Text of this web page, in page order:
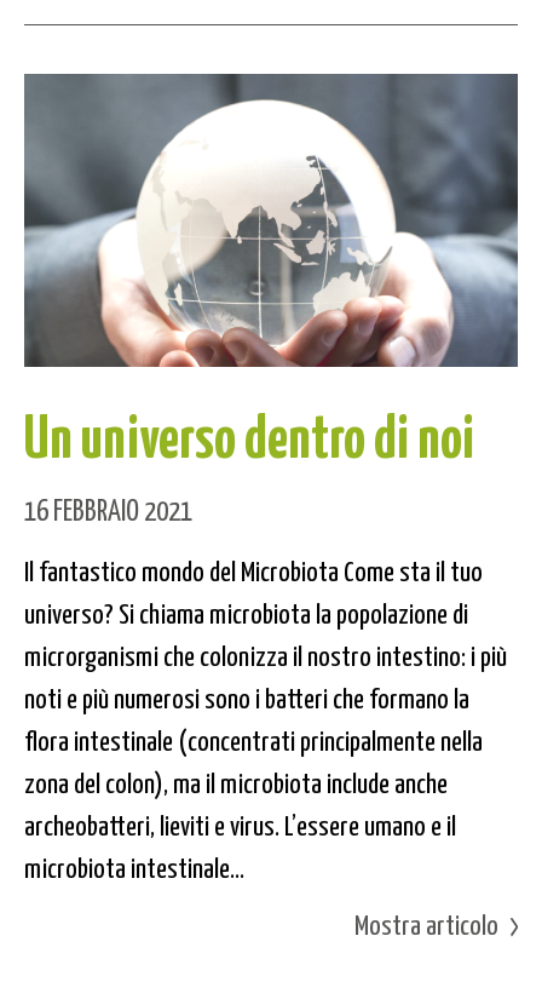
Un universo dentro di noi
16 FEBBRAIO 2021
Il fantastico mondo del Microbiota Come sta il tuo
universo? Si chiama microbiota la popolazione di
microrganismi che colonizza il nostro intestino: i più
noti e più numerosi sono i batteri che formano la
flora intestinale (concentrati principalmente nella
zona del colon), ma il microbiota include anche
archeobatteri, lieviti e virus. L’essere umano e il
microbiota intestinale...
Mostra articolo